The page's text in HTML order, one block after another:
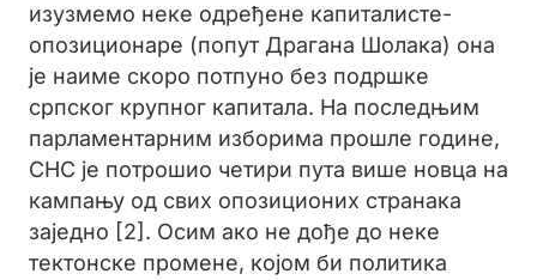
изузмемо неке одређене капиталисте-
опозиционаре (попут Драгана Шолака) она
је наиме скоро потпуно без подршке
српског крупног капитала. На последњим
парламентарним изборима прошле године,
СНС је потрошио четири пута више новца на
кампању од свих опозиционих странака
заједно [2]. Осим ако не дође до неке
тектонске промене, којом би политика